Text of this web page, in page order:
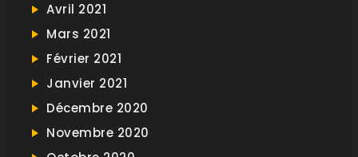
Avril 2021
Mars 2021
Février 2021
Janvier 2021
Décembre 2020
Novembre 2020